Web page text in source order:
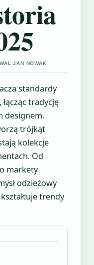
JAN NOWAK
standardy
tradycję
designem.
trójkąt
kolekcje
Od
markety
odzieżowy
trendy